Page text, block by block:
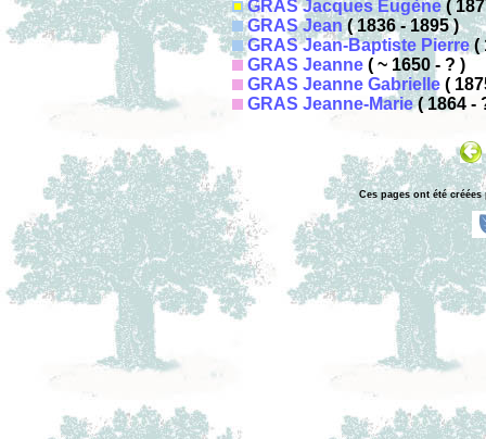
GRAS Jacques Eugène(
GRAS Jean( 1836 - 1895 )
GRAS Jean-Baptiste Pierre(
GRAS Jeanne ( ~ 1650 - ? )
GRAS Jeanne Gabrielle (
GRAS Jeanne-Marie( 1864 -
Ces pages ont été